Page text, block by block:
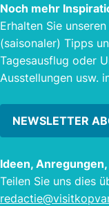
und Suiten,
mehrfach
Restaurant
(u. a.
“Lekker”
Noch mehr
Erhalten Sie unseren
(saisonaler) Tipps
Tagesausflug oder
Ausstellungen usw.
NEWSLETTER
Ideen,
Teilen Sie uns dies